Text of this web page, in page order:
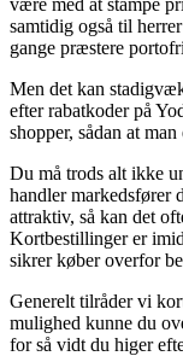
samtidig også til
gange præstere
Men det kan
efter rabatkoder på
shopper, sådan at
Du må trods alt ikke
handler markedsfører
attraktiv, så kan det
Kortbestillinger er
sikrer køber overfor
Generelt tilråder vi
mulighed kunne du
for så vidt du higer